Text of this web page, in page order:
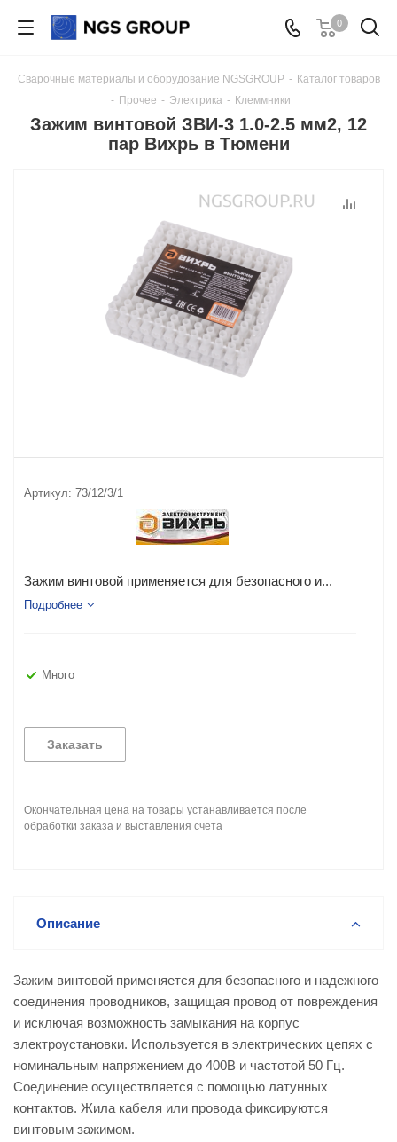
0
Сварочные материалы и оборудование NGSGROUP - Каталог товаров
- Прочее - Электрика - Клеммники
Зажим винтовой ЗВИ-3 1.0-2.5 мм2, 12
пар Вихрь в Тюмени
Артикул: 73/12/3/1
Зажим винтовой применяется для безопасного и...
Подробнее
Много
Заказать
Окончательная цена на товары устанавливается после
обработки заказа и выставления счета
Описание
Зажим винтовой применяется для безопасного и надежного
соединения проводников, защищая провод от повреждения
и исключая возможность замыкания на корпус
электроустановки. Используется в электрических цепях с
номинальным напряжением до 400В и частотой 50 Гц.
Соединение осуществляется с помощью латунных
контактов. Жила кабеля или провода фиксируются
винтовым зажимом.